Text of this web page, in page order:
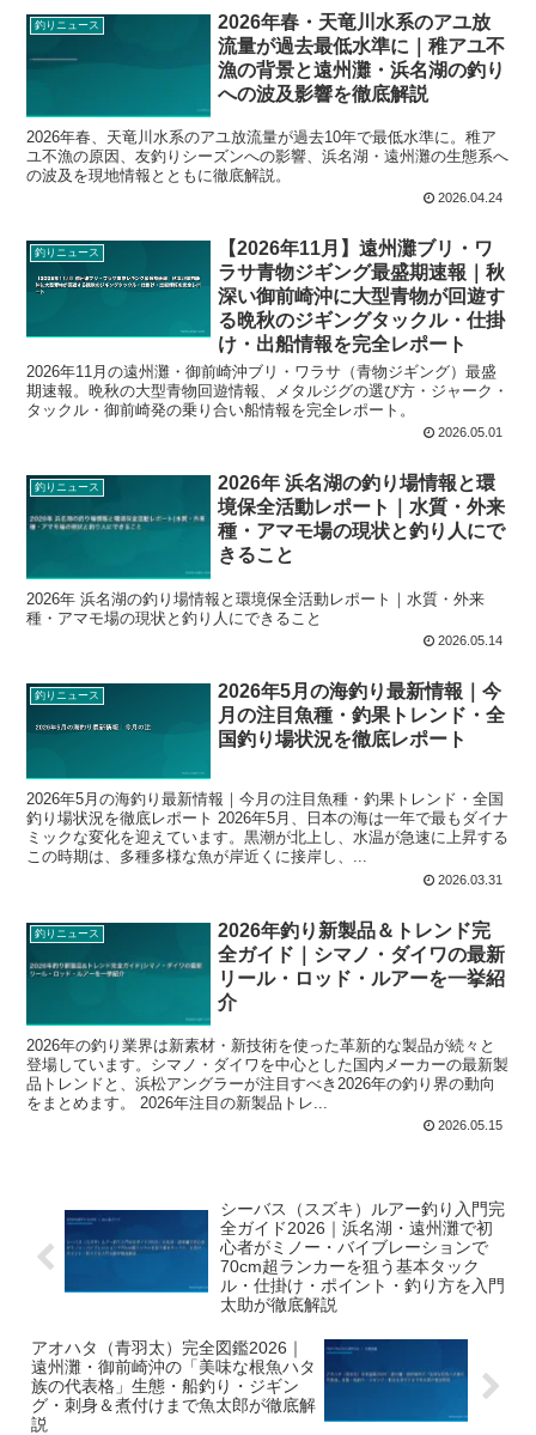
釣りニュース
2026年春・天竜川水系のアユ放
流量が過去最低水準に｜稚アユ不
漁の背景と遠州灘・浜名湖の釣り
への波及影響を徹底解説
2026年春、天竜川水系のアユ放流量が過去10年で最低水準に。稚ア
ユ不漁の原因、友釣りシーズンへの影響、浜名湖・遠州灘の生態系へ
の波及を現地情報とともに徹底解説。
2026.04.24
釣りニュース
【2026年11月】遠州灘ブリ・ワ
ラサ青物ジギング最盛期速報｜秋
深い御前崎沖に大型青物が回遊す
る晩秋のジギングタックル・仕掛
け・出船情報を完全レポート
2026年11月の遠州灘・御前崎沖ブリ・ワラサ（青物ジギング）最盛
期速報。晩秋の大型青物回遊情報、メタルジグの選び方・ジャーク・
タックル・御前崎発の乗り合い船情報を完全レポート。
2026.05.01
釣りニュース
2026年 浜名湖の釣り場情報と環
境保全活動レポート｜水質・外来
種・アマモ場の現状と釣り人にで
きること
2026年 浜名湖の釣り場情報と環境保全活動レポート｜水質・外来
種・アマモ場の現状と釣り人にできること
2026.05.14
釣りニュース
2026年5月の海釣り最新情報｜今
月の注目魚種・釣果トレンド・全
国釣り場状況を徹底レポート
2026年5月の海釣り最新情報｜今月の注目魚種・釣果トレンド・全国
釣り場状況を徹底レポート 2026年5月、日本の海は一年で最もダイナ
ミックな変化を迎えています。黒潮が北上し、水温が急速に上昇する
この時期は、多種多様な魚が岸近くに接岸し、...
2026.03.31
釣りニュース
2026年釣り新製品＆トレンド完
全ガイド｜シマノ・ダイワの最新
リール・ロッド・ルアーを一挙紹
介
2026年の釣り業界は新素材・新技術を使った革新的な製品が続々と
登場しています。シマノ・ダイワを中心とした国内メーカーの最新製
品トレンドと、浜松アングラーが注目すべき2026年の釣り界の動向
をまとめます。 2026年注目の新製品トレ...
2026.05.15
シーバス（スズキ）ルアー釣り入門完
全ガイド2026｜浜名湖・遠州灘で初
心者がミノー・バイブレーションで
70cm超ランカーを狙う基本タック
ル・仕掛け・ポイント・釣り方を入門
太助が徹底解説
アオハタ（青羽太）完全図鑑2026｜
遠州灘・御前崎沖の「美味な根魚ハタ
族の代表格」生態・船釣り・ジギン
グ・刺身＆煮付けまで魚太郎が徹底解
説